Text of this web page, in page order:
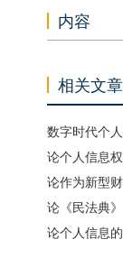
内容
相关文章
数字时代个
论个人信息
论作为新型
论《民法典
论个人信息